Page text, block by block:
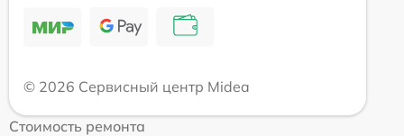
© 2026 Сервисный центр Midea
Стоимость ремонта